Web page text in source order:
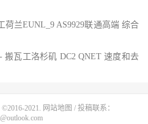
兰EUNL_9 AS9929联通高端 综合
搬瓦工洛杉矶 DC2 QNET 速度和去
©2016-2021. 网站地图 / 投稿联系：